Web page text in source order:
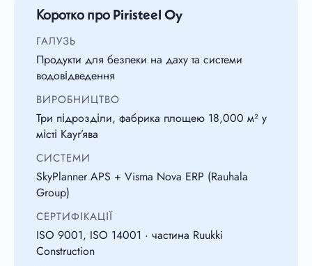
Коротко про Piristeel Oy
ГАЛУЗЬ
Продукти для безпеки на даху та системи
водовідведення
ВИРОБНИЦТВО
Три підрозділи, фабрика площею 18,000 м² у
місті Кауг’ява
СИСТЕМИ
SkyPlanner APS + Visma Nova ERP (Rauhala
Group)
СЕРТИФІКАЦІЇ
ISO 9001, ISO 14001 · частина Ruukki
Construction